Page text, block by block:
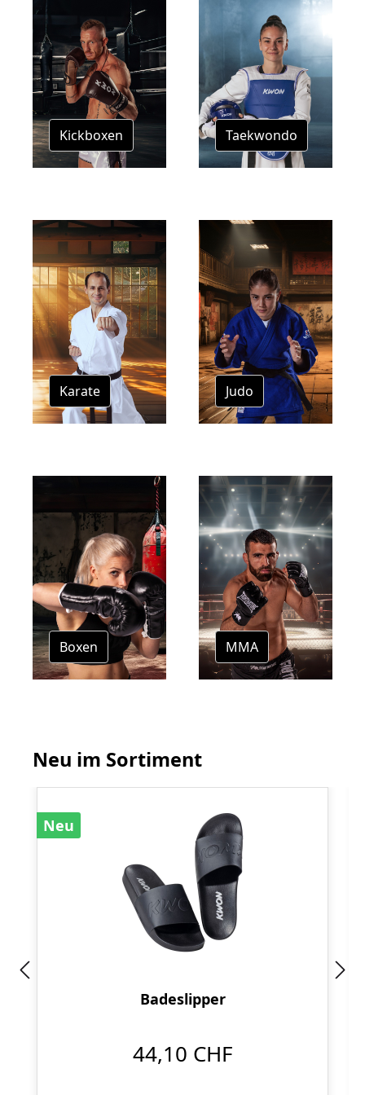
Kickboxen Taekwondo
Karate Judo
Boxen MMA
Neu im Sortiment
Neu
Badeslipper
44,10 CHF